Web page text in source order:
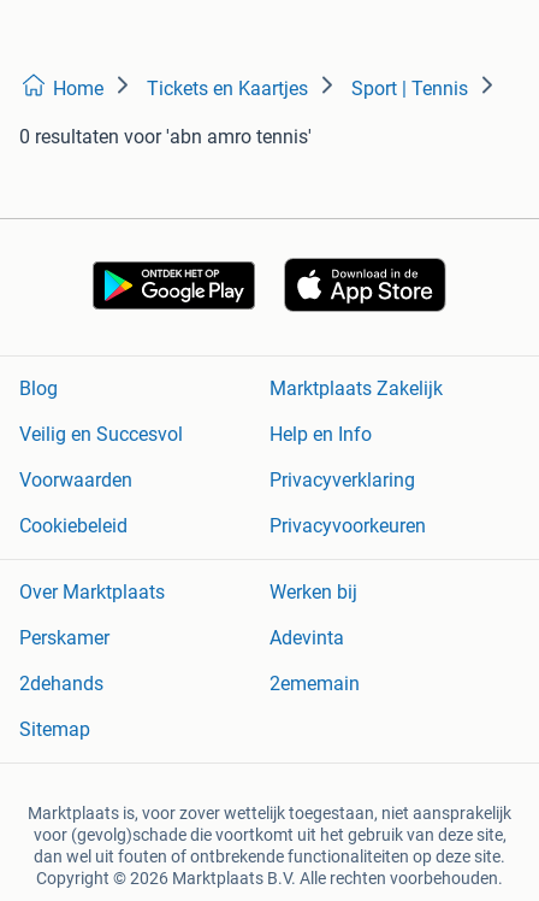
Home Tickets en Kaartjes Sport | Tennis
0 resultaten voor 'abn amro tennis'
Blog
Marktplaats Zakelijk
Veilig en Succesvol
Help en Info
Voorwaarden
Privacyverklaring
Cookiebeleid
Privacyvoorkeuren
Over Marktplaats
Werken bij
Perskamer
Adevinta
2dehands
2ememain
Sitemap
Marktplaats is, voor zover wettelijk toegestaan, niet aansprakelijk
voor (gevolg)schade die voortkomt uit het gebruik van deze site,
dan wel uit fouten of ontbrekende functionaliteiten op deze site.
Copyright © 2026 Marktplaats B.V. Alle rechten voorbehouden.